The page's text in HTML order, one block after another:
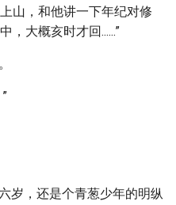
山，和他讲一下年纪对修
，大概亥时才回......”
岁，还是个青葱少年的明纵